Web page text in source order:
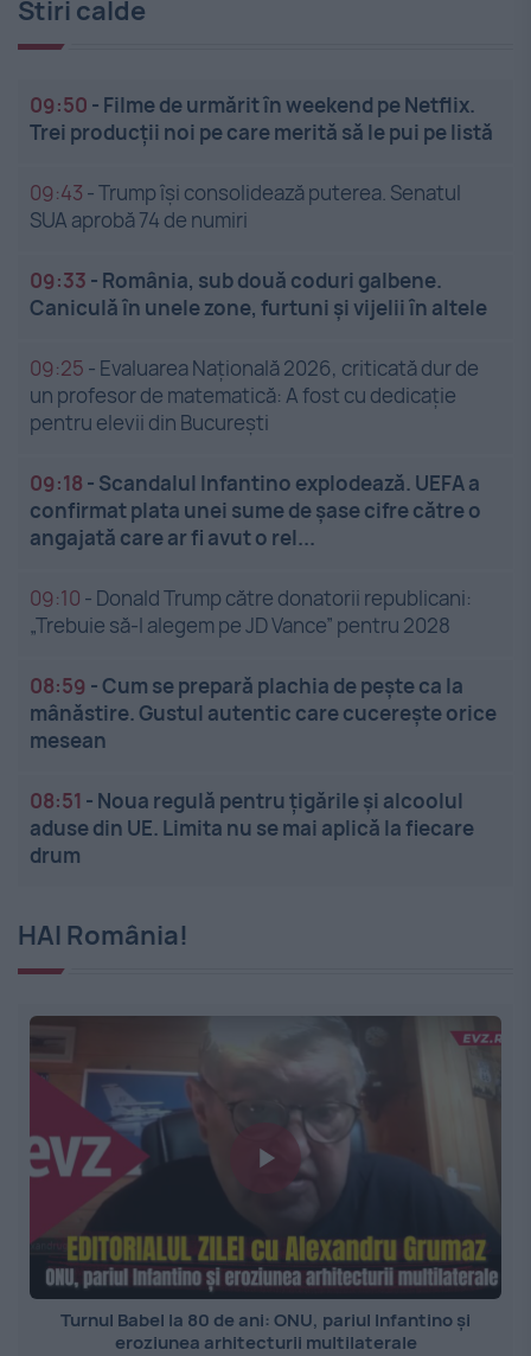
Stiri calde
09:50 - Filme de urmărit în weekend pe Netflix.
Trei producții noi pe care merită să le pui pe listă
09:43 -Trump își consolidează puterea. Senatul
SUA aprobă 74 de numiri
09:33 - România, sub două coduri galbene.
Caniculă în unele zone, furtuni și vijelii în altele
09:25 - Evaluarea Națională 2026, criticată dur de
un profesor de matematică: A fost cu dedicație
pentru elevii din București
09:18 - Scandalul Infantino explodează. UEFA a
confirmat plata unei sume de șase cifre către o
angajată care ar fi avut o rel...
09:10 - Donald Trump către donatorii republicani:
„Trebuie să-l alegem pe JD Vance” pentru 2028
08:59 -Cum se prepară plachia de pește ca la
mânăstire. Gustul autentic care cucerește orice
mesean
08:51 - Noua regulă pentru țigările și alcoolul
aduse din UE. Limita nu se mai aplică la fiecare
drum
HAI România!
Turnul Babel la 80 de ani: ONU, pariul Infantino și
eroziunea arhitecturii multilaterale